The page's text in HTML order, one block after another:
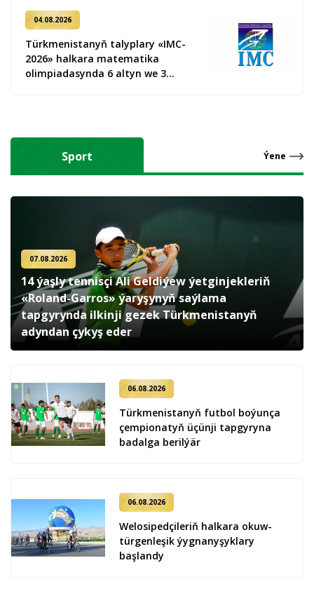
04.08.2026
Türkmenistanyň talyplary «IMC-
2026» halkara matematika
olimpiadasynda 6 altyn we 3
Sport Ýene
07.08.2026
14 ýaşly tennisçi Ali Geldiýew ýetginjekleriň
«Roland-Garros» ýaryşynyň saýlama
tapgyrynda ilkinji gezek Türkmenistanyň
adyndan çykyş eder
06.08.2026
Türkmenistanyň futbol boýunça
çempionatyň üçünji tapgyryna
badalga berilýär
06.08.2026
Welosipedçileriň halkara okuw-
türgenleşik ýygnanyşyklary
başlandy